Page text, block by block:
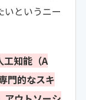
いというニー
工知能（A
門的なスキ